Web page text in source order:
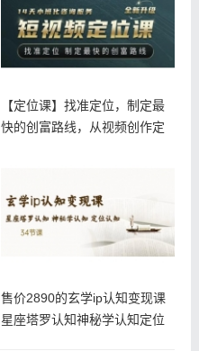
【定位课】找准定位，制定最
快的创富路线，从视频创作定
售价2890的玄学ip认知变现课
星座塔罗认知神秘学认知定位